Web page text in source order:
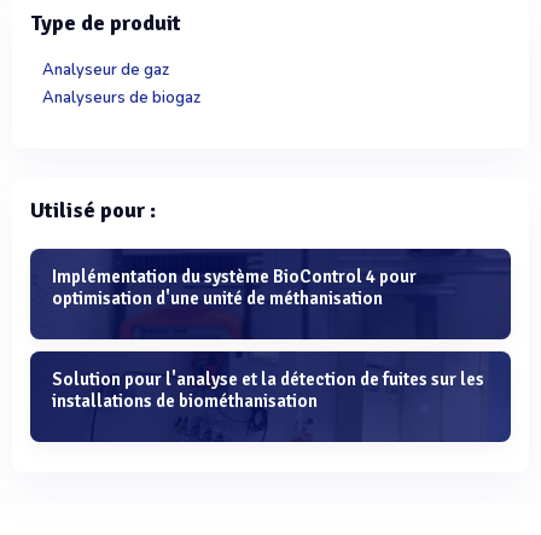
Type de produit
Analyseur de gaz
Analyseurs de biogaz
Utilisé pour :
Implémentation du système BioControl 4 pour
optimisation d'une unité de méthanisation
Solution pour l'analyse et la détection de fuites sur les
installations de biométhanisation